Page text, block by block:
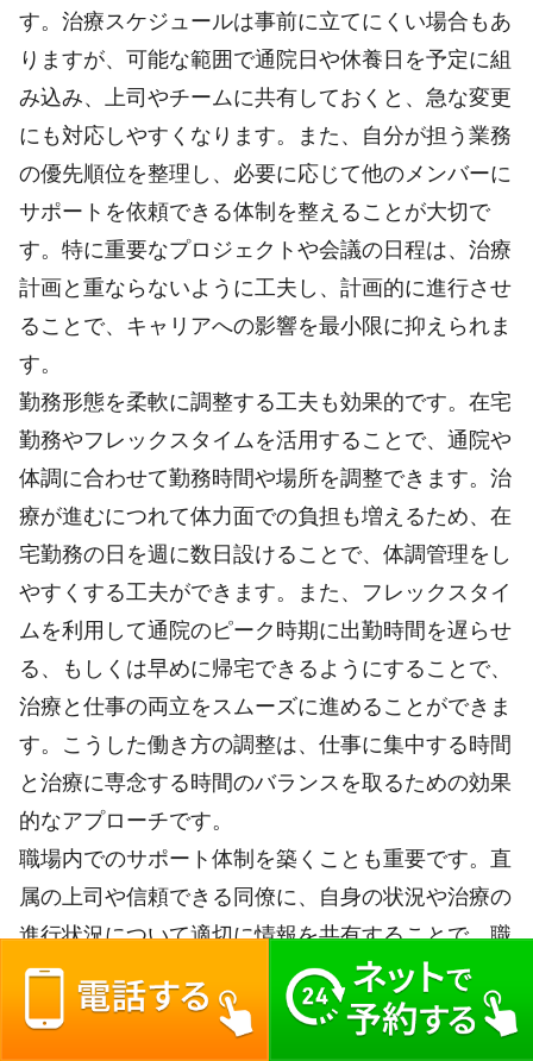
す。治療スケジュールは事前に立てにくい場合もあ
りますが、可能な範囲で通院日や休養日を予定に組
み込み、上司やチームに共有しておくと、急な変更
にも対応しやすくなります。また、自分が担う業務
の優先順位を整理し、必要に応じて他のメンバーに
サポートを依頼できる体制を整えることが大切で
す。特に重要なプロジェクトや会議の日程は、治療
計画と重ならないように工夫し、計画的に進行させ
ることで、キャリアへの影響を最小限に抑えられま
す。
勤務形態を柔軟に調整する工夫も効果的です。在宅
勤務やフレックスタイムを活用することで、通院や
体調に合わせて勤務時間や場所を調整できます。治
療が進むにつれて体力面での負担も増えるため、在
宅勤務の日を週に数日設けることで、体調管理をし
やすくする工夫ができます。また、フレックスタイ
ムを利用して通院のピーク時期に出勤時間を遅らせ
る、もしくは早めに帰宅できるようにすることで、
治療と仕事の両立をスムーズに進めることができま
す。こうした働き方の調整は、仕事に集中する時間
と治療に専念する時間のバランスを取るための効果
的なアプローチです。
職場内でのサポート体制を築くことも重要です。直
属の上司や信頼できる同僚に、自身の状況や治療の
進行状況について適切に情報を共有することで、職
場内での理解と協力を得られやすくなります。すべ
てを詳細に説明する必要はありませんが、通院の頻